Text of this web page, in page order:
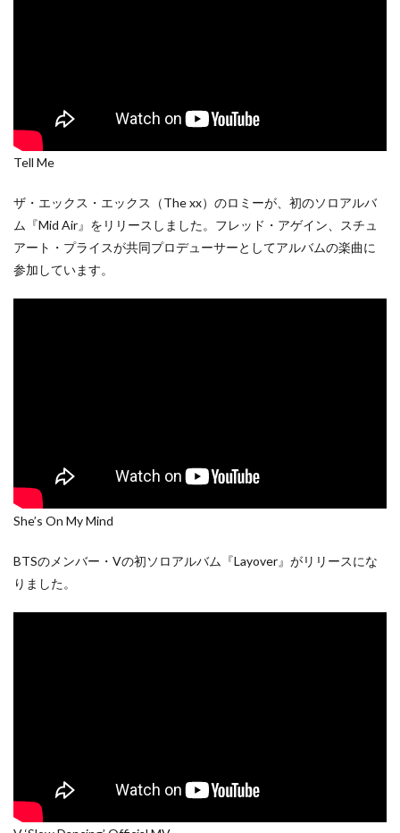
Tell Me
ザ・エックス・エックス（The xx）のロミーが、初のソロアルバ
ム『Mid Air』をリリースしました。フレッド・アゲイン、スチュ
アート・プライスが共同プロデューサーとしてアルバムの楽曲に
参加しています。
She’s On My Mind
BTSのメンバー・Vの初ソロアルバム『Layover』がリリースにな
りました。